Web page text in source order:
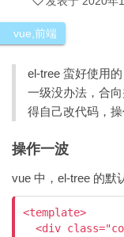
vue 前端
el-tree 蛮好使用
一级没办法，合
得自己改代码，操
操作一波
vue 中，el-tree 的默
<template>
<div